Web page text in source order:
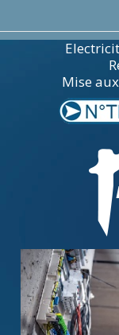
Mise